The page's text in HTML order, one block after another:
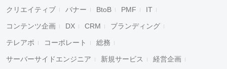
クリエイティブ バナー BtoB PMF IT
コンテンツ企画 DX CRM ブランディング
テレアポ コーポレート 総務
サーバーサイドエンジニア 新規サービス 経営企画